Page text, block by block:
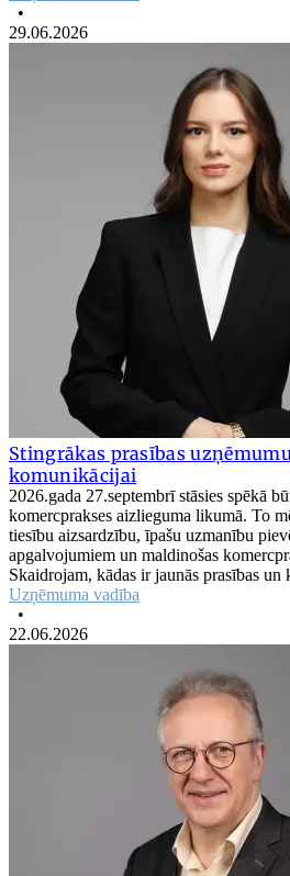
•
29.06.2026
Stingrākas prasības
komunikācijai
2026.gada 27.septembrī stāsies spēkā
komercprakses aizlieguma likumā. To
tiesību aizsardzību, īpašu uzmanību
apgalvojumiem un maldinošas
Skaidrojam, kādas ir jaunās prasības un
Uzņēmuma vadība
•
22.06.2026